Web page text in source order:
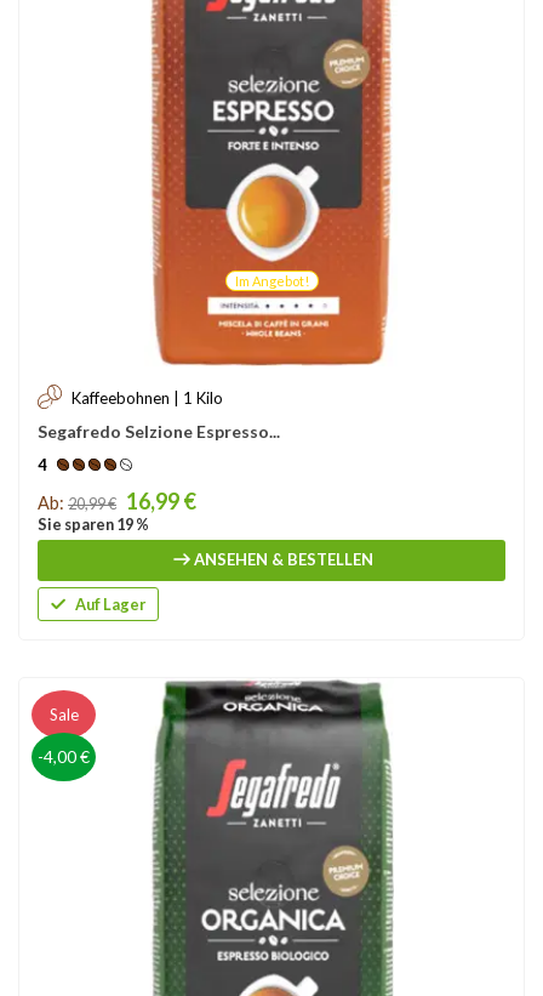
Im Angebot!
Kaffeebohnen | 1 Kilo
Segafredo Selzione Espresso...
4
Price
Ab: 20,99 € 16,99 €
Sie sparen 19 %
ANSEHEN & BESTELLEN
Auf Lager
Sale
-4,00 €